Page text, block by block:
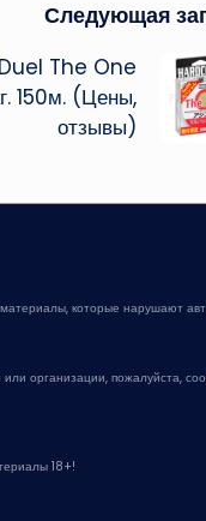
Следующая
The One
150м. (Цены,
отзывы)
которые нарушают
организации, пожалуйста,
18+!